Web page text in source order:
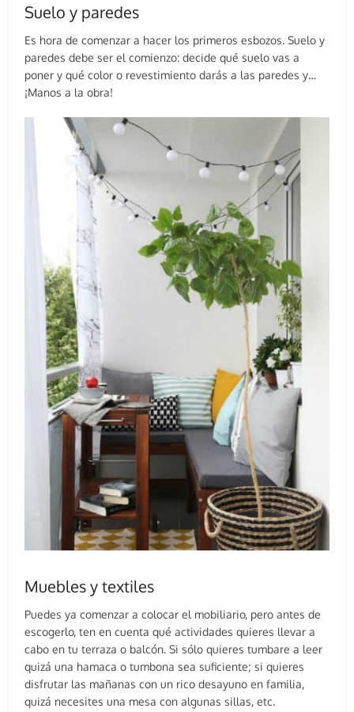
Suelo y paredes
Es hora de comenzar a hacer los primeros esbozos. Suelo y
paredes debe ser el comienzo: decide qué suelo vas a
poner y qué color o revestimiento darás a las paredes y…
¡Manos a la obra!
Muebles y textiles
Puedes ya comenzar a colocar el mobiliario, pero antes de
escogerlo, ten en cuenta qué actividades quieres llevar a
cabo en tu terraza o balcón. Si sólo quieres tumbare a leer
quizá una hamaca o tumbona sea suficiente; si quieres
disfrutar las mañanas con un rico desayuno en familia,
quizá necesites una mesa con algunas sillas, etc.